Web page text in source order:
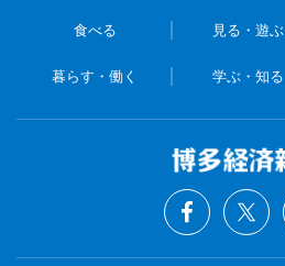
食べる 見る・遊ぶ
暮らす・働く 学ぶ・知る